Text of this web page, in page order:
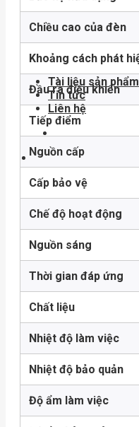
Tài liệu sản phẩm
Tin tức
Liên hệ
Chiều cao của đèn
Khoảng cách phát
Đầu ra điều khiển
Tiếp điểm
Nguồn cấp
Cấp bảo vệ
Chế độ hoạt động
Nguồn sáng
Thời gian đáp ứng
Chất liệu
Nhiệt độ làm việc
Nhiệt độ bảo quản
Độ ẩm làm việc